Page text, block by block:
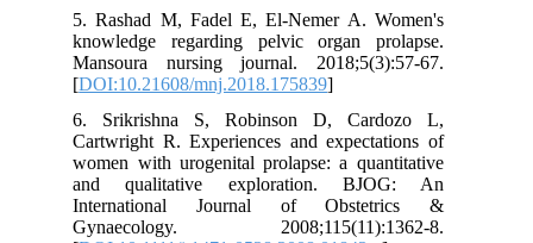
5. Rashad M, Fadel E, El-Nemer A. Women's
knowledge regarding pelvic organ prolapse.
Mansoura nursing journal. 2018;5(3):57-67.
[DOI:10.21608/mnj.2018.175839
6. Srikrishna S, Robinson D, Cardozo L,
Cartwright R. Experiences and expectations of
women with urogenital prolapse: a quantitative
and qualitative exploration. BJOG: An
International Journal of Obstetrics &
Gynaecology. 2008;115(11):1362-8.